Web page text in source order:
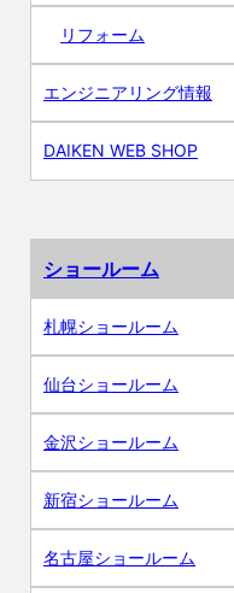
リフォーム
エンジニアリング情報
DAIKEN WEB SHOP
ショールーム
札幌ショールーム
仙台ショールーム
金沢ショールーム
新宿ショールーム
名古屋ショールーム